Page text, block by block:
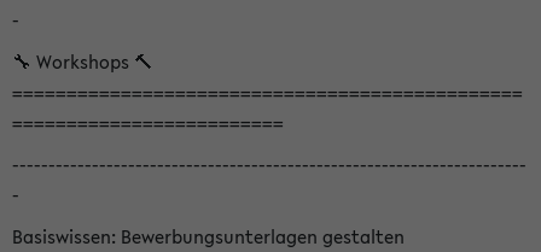
-
🔧 Workshops 🔨
===============================================
=========================
-----------------------------------------------------------------------
-
Basiswissen: Bewerbungsunterlagen gestalten